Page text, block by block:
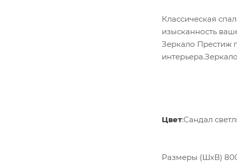
Классическая
изысканность
Зеркало Престиж
Цвет:Сандал
Размеры (ШхВ)